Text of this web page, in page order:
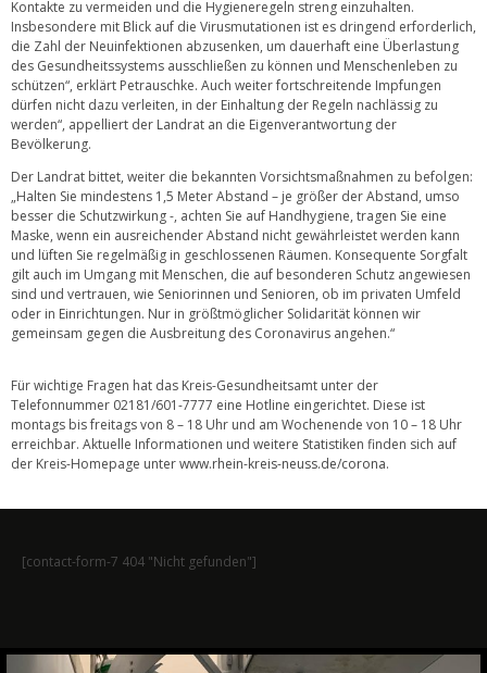
Kontakte zu vermeiden und die Hygieneregeln streng einzuhalten.
Insbesondere mit Blick auf die Virusmutationen ist es dringend erforderlich,
die Zahl der Neuinfektionen abzusenken, um dauerhaft eine Überlastung
des Gesundheitssystems ausschließen zu können und Menschenleben zu
schützen“, erklärt Petrauschke. Auch weiter fortschreitende Impfungen
dürfen nicht dazu verleiten, in der Einhaltung der Regeln nachlässig zu
werden“, appelliert der Landrat an die Eigenverantwortung der
Bevölkerung.
Der Landrat bittet, weiter die bekannten Vorsichtsmaßnahmen zu befolgen:
„Halten Sie mindestens 1,5 Meter Abstand – je größer der Abstand, umso
besser die Schutzwirkung -, achten Sie auf Handhygiene, tragen Sie eine
Maske, wenn ein ausreichender Abstand nicht gewährleistet werden kann
und lüften Sie regelmäßig in geschlossenen Räumen. Konsequente Sorgfalt
gilt auch im Umgang mit Menschen, die auf besonderen Schutz angewiesen
sind und vertrauen, wie Seniorinnen und Senioren, ob im privaten Umfeld
oder in Einrichtungen. Nur in größtmöglicher Solidarität können wir
gemeinsam gegen die Ausbreitung des Coronavirus angehen.“
Für wichtige Fragen hat das Kreis-Gesundheitsamt unter der
Telefonnummer 02181/601-7777 eine Hotline eingerichtet. Diese ist
montags bis freitags von 8 – 18 Uhr und am Wochenende von 10 – 18 Uhr
erreichbar. Aktuelle Informationen und weitere Statistiken finden sich auf
der Kreis-Homepage unterwww.rhein-kreis-neuss.de/corona.
[contact-form-7 404 "Nicht gefunden"]